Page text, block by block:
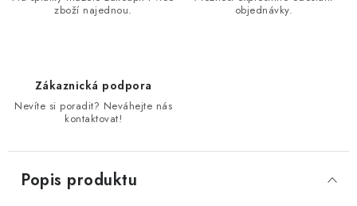
zboží najednou.
objednávky.
Zákaznická podpora
Nevíte si poradit? Neváhejte nás
kontaktovat!
Popis produktu